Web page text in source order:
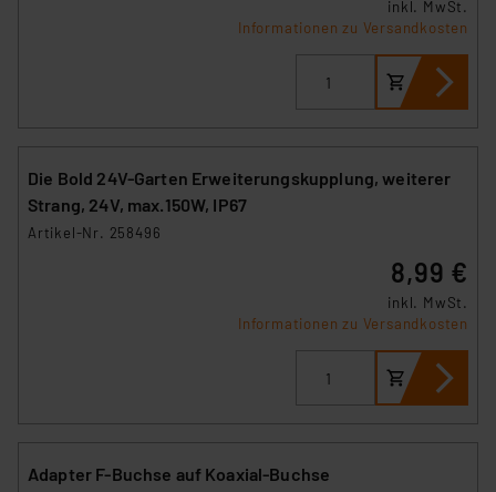
Unsere Kooperation mit diesen Dienstleistern stützt
sich auf die Standarddatenschutzklauseln der
Europäischen Kommission sowie einer eigenen
inkl. MwSt.
Informationen zu Versandkosten
Die Bold 24V-Garten Erweiterungskupplung, weiterer
Strang, 24V, max.150W, IP67
Artikel-Nr. 258496
8,99 €
inkl. MwSt.
Informationen zu Versandkosten
Adapter F-Buchse auf Koaxial-Buchse